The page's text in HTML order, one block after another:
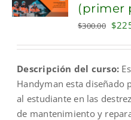
(primer
$300.00 $
Descripción del curso:
Handyman esta diseñado
al estudiante en las
de mantenimiento y